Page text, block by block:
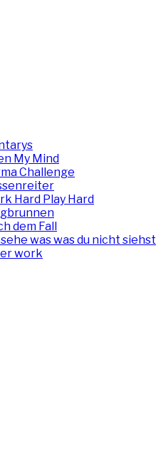
My Mind
Challenge
Hard Play Hard
dem Fall
sehe was was du nicht siehst
work